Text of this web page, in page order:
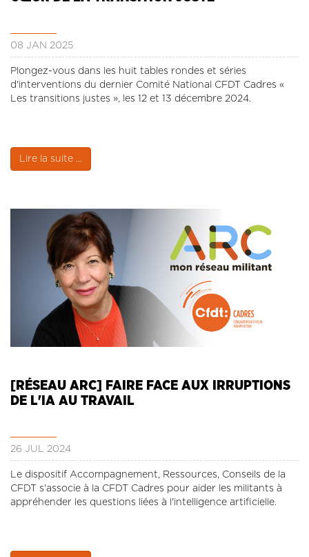
08 JAN 2025
Plongez-vous dans les huit tables rondes et séries
d'interventions du dernier Comité National CFDT Cadres «
Les transitions justes », les 12 et 13 décembre 2024.
Lire la suite ...
[RÉSEAU ARC] FAIRE FACE AUX IRRUPTIONS
DE L'IA AU TRAVAIL
26 JUL 2024
Le dispositif Accompagnement, Ressources, Conseils de la
CFDT s'associe à la CFDT Cadres pour aider les militants à
appréhender les questions liées à l'intelligence artificielle.